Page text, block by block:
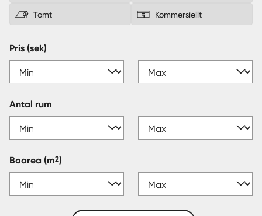
Tomt Kommersiellt
Pris (sek)
Antal rum
Boarea (m2)